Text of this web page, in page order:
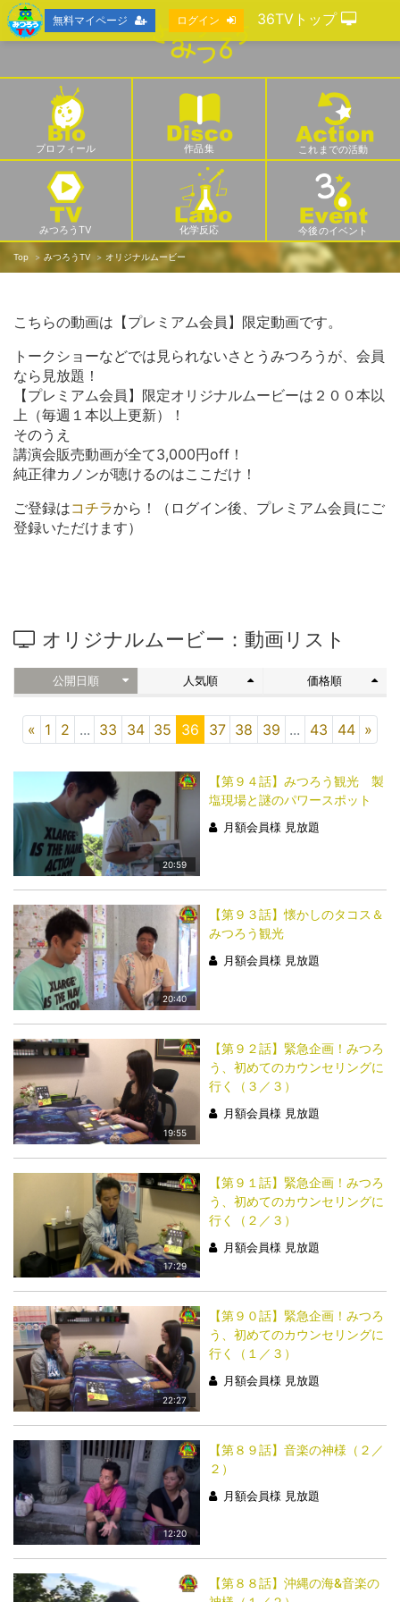
プロフィール 作品集 これまでの活動
みつろうTV 化学反応 今後のイベント
Top みつろうTV オリジナルムービー
こちらの動画は【プレミアム会員】限定動画です。
トークショーなどでは見られないさとうみつろうが、会員
なら見放題！
【プレミアム会員】限定オリジナルムービーは２００本以
上（毎週１本以上更新）！
そのうえ
講演会販売動画が全て3,000円off！
純正律カノンが聴けるのはここだけ！
ご登録はコチラから！（ログイン後、プレミアム会員にご
登録いただけます）
オリジナルムービー：動画リスト
公開日順 人気順 価格順
« 1 2 ... 33 34 35 36 37 38 39 ... 43 44 »
20:59
【第９４話】みつろう観光 製
塩現場と謎のパワースポット
月額会員様 見放題
20:40
【第９３話】懐かしのタコス＆
みつろう観光
月額会員様 見放題
19:55
【第９２話】緊急企画！みつろ
う、初めてのカウンセリングに
行く（３／３）
月額会員様 見放題
17:29
【第９１話】緊急企画！みつろ
う、初めてのカウンセリングに
行く（２／３）
月額会員様 見放題
22:27
【第９０話】緊急企画！みつろ
う、初めてのカウンセリングに
行く（１／３）
月額会員様 見放題
12:20
【第８９話】音楽の神様（２／
２）
月額会員様 見放題
【第８８話】沖縄の海&音楽の
無料マイページ ログイン 36TVトップ